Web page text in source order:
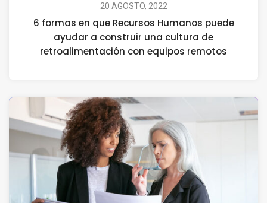
20 AGOSTO, 2022
6 formas en que Recursos Humanos puede
ayudar a construir una cultura de
retroalimentación con equipos remotos